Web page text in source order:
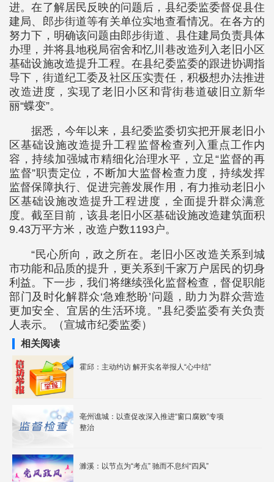
进。在了解居民反映的问题后，县纪委监委督促县住
建局、郎步街道等有关单位实地查看情况。在各方的
努力下，明确该问题由郎步街道、县住建局负责具体
办理，并将县地税局宿舍和忆川巷改造列入老旧小区
基础设施改造提升工程。在县纪委监委的跟进协调指
导下，街道纪工委及社区压实责任，积极想办法推进
改造进度，实现了老旧小区和背街巷道破旧立新华
丽“蝶变”。
据悉，今年以来，县纪委监委切实把开展老旧小
区基础设施改造提升工程监督检查列入重点工作内
容，持续加强城市精细化治理水平，立足“监督的再
监督”职责定位，不断加大监督检查力度，持续发挥
监督保障执行、促进完善发展作用，有力推动老旧小
区基础设施改造提升工程进度，全面提升群众满意
度。截至目前，该县老旧小区基础设施改造建筑面积
9.43万平方米，改造户数1193户。
“民心所向，政之所在。老旧小区改造关系到城
市功能和品质的提升，更关系到千家万户居民的切身
利益。下一步，我们将继续强化监督检查，督促职能
部门及时化解群众‘急难愁盼’问题，助力为群众营造
更加安全、宜居的生活环境。”县纪委监委有关负责
人表示。（宣城市纪委监委）
相关阅读
霍邱：主动约访 解开实名举报人“心中结”
亳州谯城：以查促改深入推进“窗口腐败”专项
整治
濉溪：以节点为“考点” 驰而不息纠“四风”